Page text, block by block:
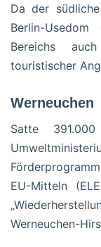
Da der
Berlin-
Bereichs
touristischer
Werneuchen
Satte
EU-Mitteln
Werneuchen-